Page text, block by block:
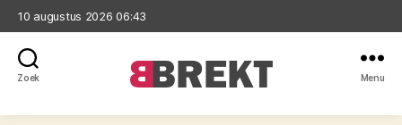
10 augustus 2026 06:43
Zoek Menu